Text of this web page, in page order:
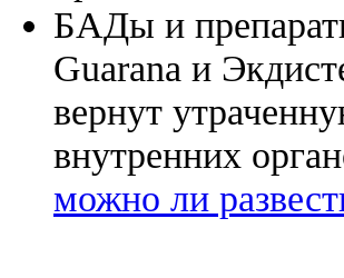
БАДы и
Guarana и
вернут
внутренних
можно ли